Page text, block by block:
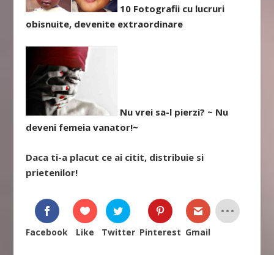
10 Fotografii cu lucruri
obisnuite, devenite extraordinare
Nu vrei sa-l pierzi? ~ Nu
deveni femeia vanator!~
Daca ti-a placut ce ai citit, distribuie si
prietenilor!
Facebook Like Twitter Pinterest Gmail